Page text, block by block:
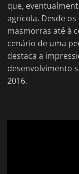
que,
agrícola. Desde
masmorras até à
cenário de uma
destaca a
desenvolvimento
2016.